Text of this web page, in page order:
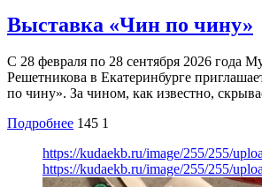
Выставка «Чин по чину»
С 28 февраля по 28 сентября 2026 года
Решетникова в Екатеринбурге
по чину». За чином, как известно,
Подробнее 145 1
https://kudaekb.ru/image/255/255/
https://kudaekb.ru/image/255/255/